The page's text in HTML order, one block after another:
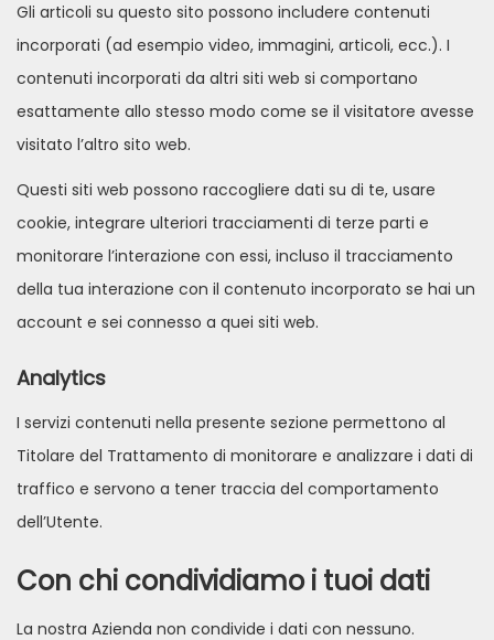
Gli articoli su questo sito possono includere contenuti
incorporati (ad esempio video, immagini, articoli, ecc.). I
contenuti incorporati da altri siti web si comportano
esattamente allo stesso modo come se il visitatore avesse
visitato l’altro sito web.
Questi siti web possono raccogliere dati su di te, usare
cookie, integrare ulteriori tracciamenti di terze parti e
monitorare l’interazione con essi, incluso il tracciamento
della tua interazione con il contenuto incorporato se hai un
account e sei connesso a quei siti web.
Analytics
I servizi contenuti nella presente sezione permettono al
Titolare del Trattamento di monitorare e analizzare i dati di
traffico e servono a tener traccia del comportamento
dell’Utente.
Con chi condividiamo i tuoi dati
La nostra Azienda non condivide i dati con nessuno.